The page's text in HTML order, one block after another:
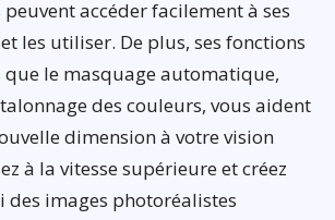
accéder facilement à ses
les utiliser. De plus, ses fonctions
que le masquage automatique,
des couleurs, vous aident
dimension à votre vision
à la vitesse supérieure et créez
des images photoréalistes